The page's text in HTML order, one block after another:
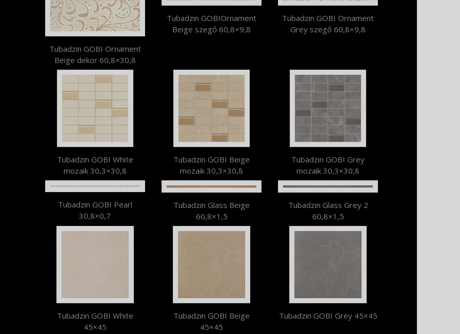
Tubadzin GOBI Ornament
Beige dekor 60,8×30,8
Tubadzin GOBIOrnament
Beige szegő 60,8×9,8
Tubadzin GOBI Ornament
Grey szegő 60,8×9,8
Tubadzin GOBI White
mozaik 30,3×30,8
Tubadzin GOBI Beige
mozaik 30,3×30,8
Tubadzin GOBI Grey
mozaik 30,3×30,8
Tubadzin GOBI Pearl
30,8×0,7
Tubadzin Glass Beige
60,8×1,5
Tubadzin Glass Grey 2
60,8×1,5
Tubadzin GOBI White
45×45
Tubadzin GOBI Beige
45×45
Tubadzin GOBI Grey 45×45